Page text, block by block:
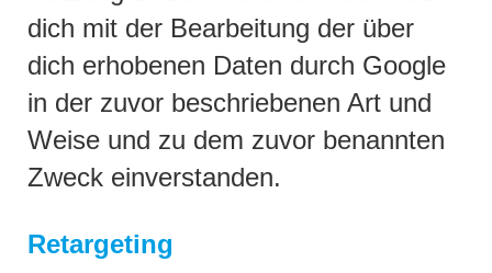
dich mit der Bearbeitung der über
dich erhobenen Daten durch Google
in der zuvor beschriebenen Art und
Weise und zu dem zuvor benannten
Zweck einverstanden.
Retargeting